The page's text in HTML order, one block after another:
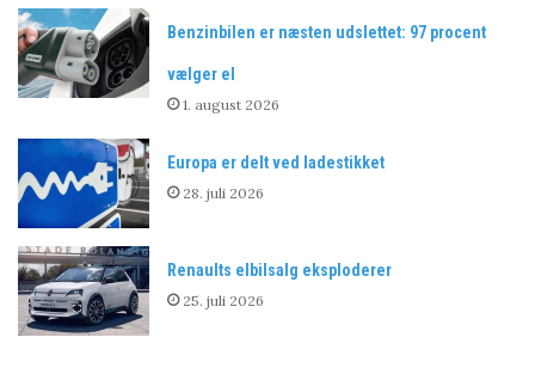
Benzinbilen er næsten udslettet: 97 procent
vælger el
1. august 2026
Europa er delt ved ladestikket
28. juli 2026
Renaults elbilsalg eksploderer
25. juli 2026